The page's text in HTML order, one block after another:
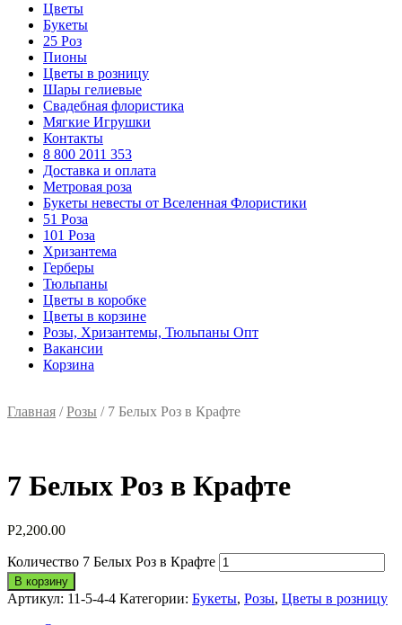
Цветы
Букеты
25 Роз
Пионы
Цветы в розницу
Шары гелиевые
Свадебная флористика
Мягкие Игрушки
Контакты
8 800 2011 353
Доставка и оплата
Метровая роза
Букеты невесты от Вселенная Флористики
51 Роза
101 Роза
Хризантема
Герберы
Тюльпаны
Цветы в коробке
Цветы в корзине
Розы, Хризантемы, Тюльпаны Опт
Вакансии
Корзина
Главная /Розы / 7 Белых Роз в Крафте
7 Белых Роз в Крафте
Р2,200.00
Количество 7 Белых Роз в Крафте
В корзину
Артикул: 11-5-4-4 Категории: Букеты, Розы, Цветы в розницу